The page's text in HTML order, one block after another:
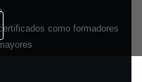
como formadores